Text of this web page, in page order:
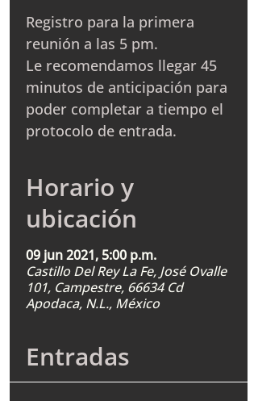
Registro para la primera
reunión a las 5 pm.
Le recomendamos llegar 45
minutos de anticipación para
poder completar a tiempo el
protocolo de entrada.
Horario y
ubicación
09 jun 2021, 5:00 p.m.
Castillo Del Rey La Fe, José Ovalle
101, Campestre, 66634 Cd
Apodaca, N.L., México
Entradas